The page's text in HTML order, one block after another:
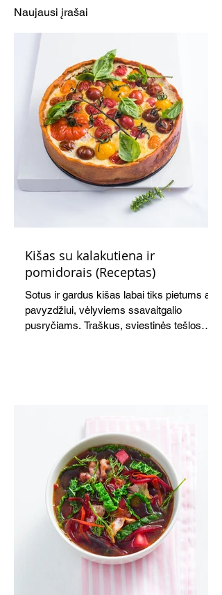
pagardais (Receptas)
Naujausi įrašai
Kišas su kalakutiena ir
pomidorais (Receptas)
Sotus ir gardus kišas labai tiks pietums ar,
pavyzdžiui, vėlyviems ssavaitgalio
pusryčiams. Traškus, sviestinės tešlos
gražiai supjaustyti. Net ir šaltas kišas tiks
ir pusryčiams, ir pietų dėžutei, ir iškylai.